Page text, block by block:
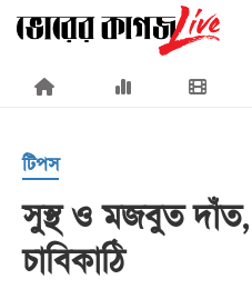
×
প্রচ্ছদ
টিপস
সুস্থ ও মজবুত
চাবিকাঠি